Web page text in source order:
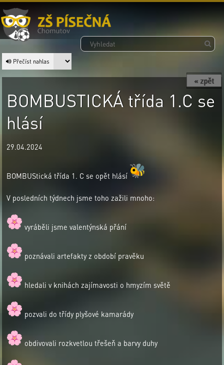
Přečíst nahlas
« zpět
BOMBUSTICKÁ třída 1.C se
hlásí
29.04.2024
BOMBUStická třída 1. C se opět hlásí
V posledních týdnech jsme toho zažili mnoho:
vyráběli jsme valentýnská přání
poznávali artefakty z období pravěku
hledali v knihách zajímavosti o hmyzím světě
pozvali do třídy plyšové kamarády
obdivovali rozkvetlou třešeň a barvy duhy